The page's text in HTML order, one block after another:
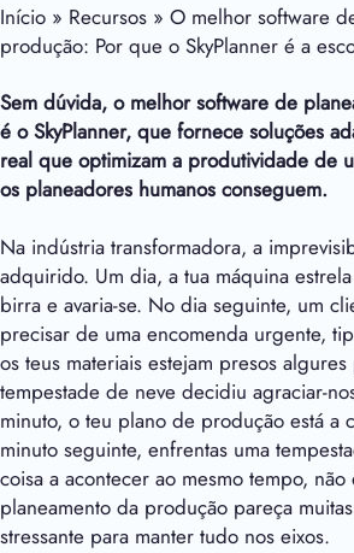
Início » Recursos » O melhor software
produção: Por que o SkyPlanner é a
Sem dúvida, o melhor software de
é o SkyPlanner, que fornece soluções
real que optimizam a produtividade de
os planeadores humanos conseguem.
Na indústria transformadora, a
adquirido. Um dia, a tua máquina
birra e avaria-se. No dia seguinte, um
precisar de uma encomenda urgente,
os teus materiais estejam presos
tempestade de neve decidiu agraciar-
minuto, o teu plano de produção está a
minuto seguinte, enfrentas uma
coisa a acontecer ao mesmo tempo,
planeamento da produção pareça
stressante para manter tudo nos eixos.